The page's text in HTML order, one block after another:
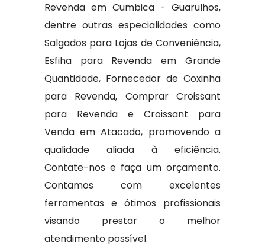
Revenda em Cumbica - Guarulhos,
dentre outras especialidades como
Salgados para Lojas de Conveniência,
Esfiha para Revenda em Grande
Quantidade, Fornecedor de Coxinha
para Revenda, Comprar Croissant
para Revenda e Croissant para
Venda em Atacado, promovendo a
qualidade aliada à eficiência.
Contate-nos e faça um orçamento.
Contamos com excelentes
ferramentas e ótimos profissionais
visando prestar o melhor
atendimento possível.